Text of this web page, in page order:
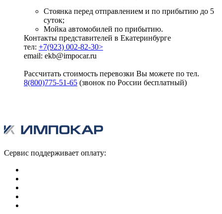
Стоянка перед отправлением и по прибытию до 5
суток;
Мойка автомобилей по прибытию.
Контакты представителей в Екатеринбурге
тел: +7(923) 002-82-30>
email: ekb@impocar.ru
Рассчитать стоимость перевозки Вы можете по тел.
8(800)775-51-65 (звонок по России бесплатный)
Сервис поддерживает оплату: